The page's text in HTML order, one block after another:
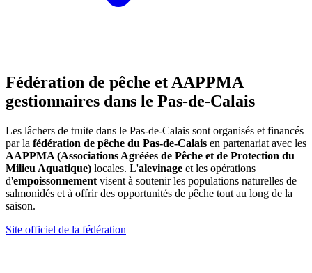
Fédération de pêche et AAPPMA
gestionnaires dans le Pas-de-Calais
Les lâchers de truite dans le Pas-de-Calais sont organisés et financés
par la fédération de pêche du Pas-de-Calais en partenariat avec les
AAPPMA (Associations Agréées de Pêche et de Protection du
Milieu Aquatique) locales. L'alevinage et les opérations
d'empoissonnement visent à soutenir les populations naturelles de
salmonidés et à offrir des opportunités de pêche tout au long de la
saison.
Site officiel de la fédération